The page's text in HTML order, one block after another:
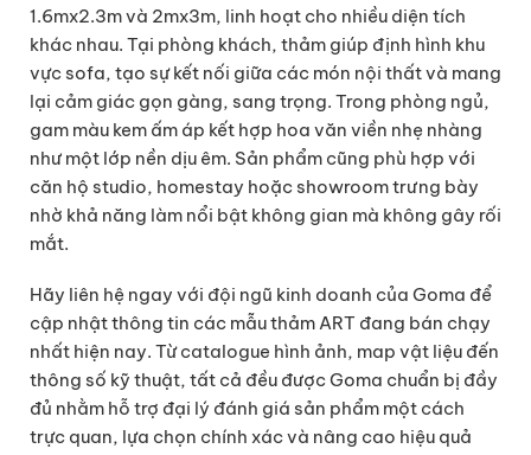
1.6mx2.3m và 2mx3m, linh hoạt cho nhiều diện tích
khác nhau. Tại phòng khách, thảm giúp định hình khu
vực sofa, tạo sự kết nối giữa các món nội thất và mang
lại cảm giác gọn gàng, sang trọng. Trong phòng ngủ,
gam màu kem ấm áp kết hợp hoa văn viền nhẹ nhàng
như một lớp nền dịu êm. Sản phẩm cũng phù hợp với
căn hộ studio, homestay hoặc showroom trưng bày
nhờ khả năng làm nổi bật không gian mà không gây rối
mắt.
Hãy liên hệ ngay với đội ngũ kinh doanh của Goma để
cập nhật thông tin các mẫu thảm ART đang bán chạy
nhất hiện nay. Từ catalogue hình ảnh, map vật liệu đến
thông số kỹ thuật, tất cả đều được Goma chuẩn bị đầy
đủ nhằm hỗ trợ đại lý đánh giá sản phẩm một cách
trực quan, lựa chọn chính xác và nâng cao hiệu quả